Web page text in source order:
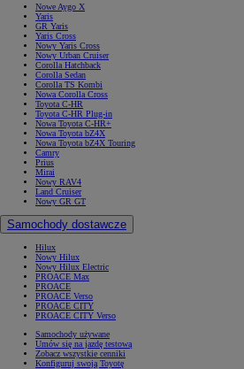
Nowe Aygo X
Yaris
GR Yaris
Yaris Cross
Nowy Yaris Cross
Nowy Urban Cruiser
Corolla Hatchback
Corolla Sedan
Corolla TS Kombi
Nowa Corolla Cross
Toyota C-HR
Toyota C-HR Plug-in
Nowa Toyota C-HR+
Nowa Toyota bZ4X
Nowa Toyota bZ4X Touring
Camry
Prius
Mirai
Nowy RAV4
Land Cruiser
Nowy GR GT
Samochody dostawcze
Hilux
Nowy Hilux
Nowy Hilux Electric
PROACE Max
PROACE
PROACE Verso
PROACE CITY
PROACE CITY Verso
Samochody używane
Umów się na jazdę testową
Zobacz wszystkie cenniki
Konfiguruj swoją Toyotę